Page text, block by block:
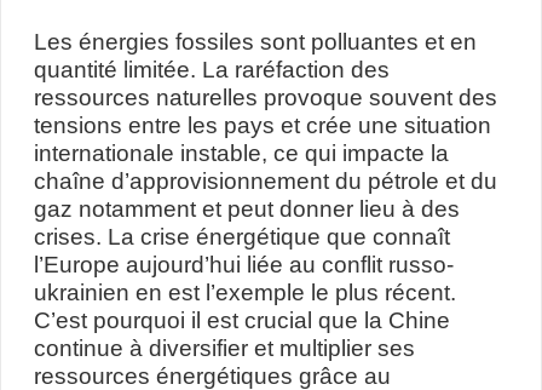
Les énergies fossiles sont polluantes et en
quantité limitée. La raréfaction des
ressources naturelles provoque souvent des
tensions entre les pays et crée une situation
internationale instable, ce qui impacte la
chaîne d’approvisionnement du pétrole et du
gaz notamment et peut donner lieu à des
crises. La crise énergétique que connaît
l’Europe aujourd’hui liée au conflit russo-
ukrainien en est l’exemple le plus récent.
C’est pourquoi il est crucial que la Chine
continue à diversifier et multiplier ses
ressources énergétiques grâce au